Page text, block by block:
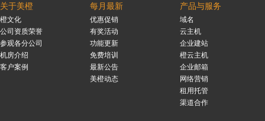
关于美橙
橙文化
公司资质荣誉
参观各分公司
机房介绍
客户案例
每月最新
优惠促销
有奖活动
功能更新
免费培训
最新公告
美橙动态
产品与服务
域名
云主机
企业建站
橙云主机
企业邮箱
网络营销
租用托管
渠道合作